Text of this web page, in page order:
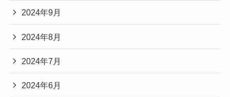
2024年9月
2024年8月
2024年7月
2024年6月